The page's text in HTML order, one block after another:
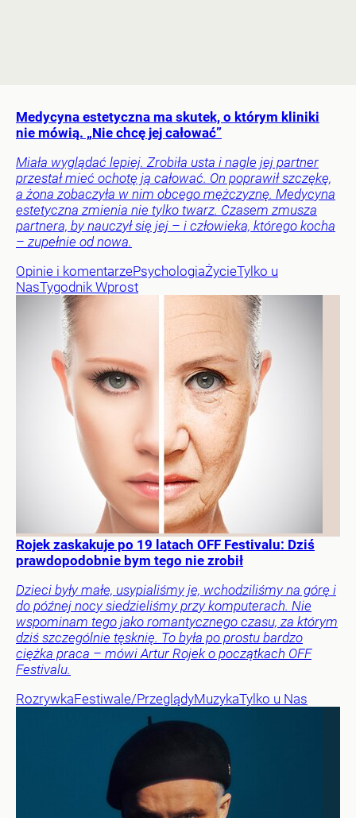
Medycyna estetyczna ma skutek, o którym kliniki
nie mówią. „Nie chcę jej całować”
Miała wyglądać lepiej. Zrobiła usta i nagle jej partner
przestał mieć ochotę ją całować. On poprawił szczękę,
a żona zobaczyła w nim obcego mężczyznę. Medycyna
estetyczna zmienia nie tylko twarz. Czasem zmusza
partnera, by nauczył się jej – i człowieka, którego kocha
– zupełnie od nowa.
Opinie i komentarzePsychologiaŻycieTylko u
NasTygodnik Wprost
Rojek zaskakuje po 19 latach OFF Festivalu: Dziś
prawdopodobnie bym tego nie zrobił
Dzieci były małe, usypialiśmy je, wchodziliśmy na górę i
do późnej nocy siedzieliśmy przy komputerach. Nie
wspominam tego jako romantycznego czasu, za którym
dziś szczególnie tęsknię. To była po prostu bardzo
ciężka praca – mówi Artur Rojek o początkach OFF
Festivalu.
RozrywkaFestiwale/PrzeglądyMuzykaTylko u Nas